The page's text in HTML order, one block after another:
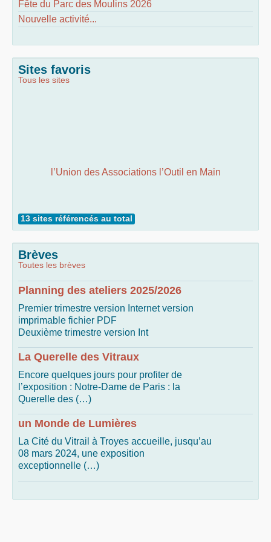
Fête du Parc des Moulins 2026
Nouvelle activité...
Sites favoris
Tous les sites
l’Union des Associations l’Outil en Main
13 sites référencés au total
Brèves
Toutes les brèves
Planning des ateliers 2025/2026
Premier trimestre version Internet version
imprimable fichier PDF
Deuxième trimestre version Int
La Querelle des Vitraux
Encore quelques jours pour profiter de
l’exposition : Notre-Dame de Paris : la
Querelle des (…)
un Monde de Lumières
La Cité du Vitrail à Troyes accueille, jusqu’au
08 mars 2024, une exposition
exceptionnelle (…)